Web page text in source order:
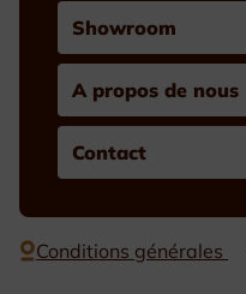
Showroom
A propos de nous
Contact
Conditions générales